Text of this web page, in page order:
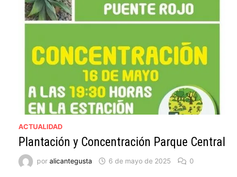
ACTUALIDAD
Plantación y Concentración Parque Central
poralicantegusta 6 de mayo de 2025 0